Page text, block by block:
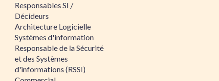
Responsables SI /
Décideurs
Architecture Logicielle
Systèmes d'information
Responsable de la Sécurité
et des Systèmes
d'informations (RSSI)